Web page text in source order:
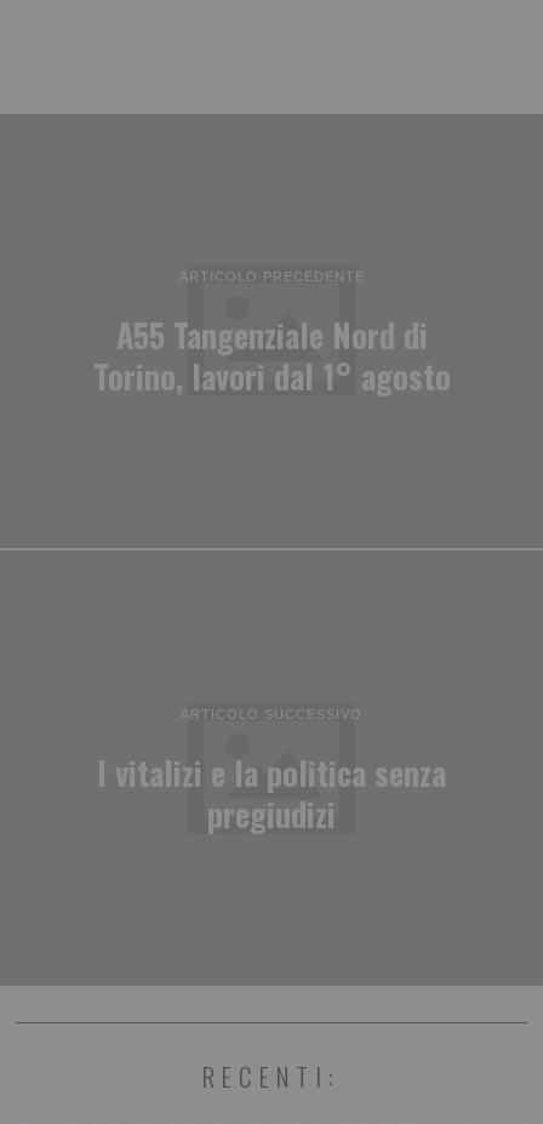
ARTICOLO PRECEDENTE
A55 Tangenziale Nord di
Torino, lavori dal 1° agosto
ARTICOLO SUCCESSIVO
I vitalizi e la politica senza
pregiudizi
RECENTI: